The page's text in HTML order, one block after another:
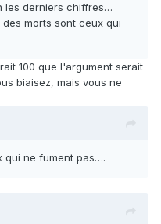
les derniers chiffres…
morts sont ceux qui
100 que l'argument serait
biaisez, mais vous ne
qui ne fument pas….